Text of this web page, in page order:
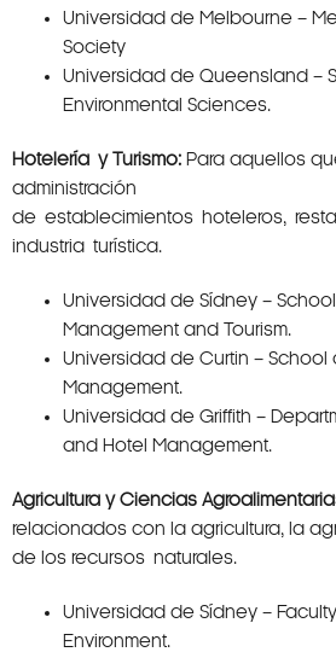
Universidad de Melbourne –
Society
Universidad de Queensland –
Environmental Sciences.
Hotelería y Turismo: Para aquellos
administración
de establecimientos hoteleros,
industria turística.
Universidad de Sídney –
Management and Tourism.
Universidad de Curtin – School
Management.
Universidad de Griffith –
and Hotel Management.
Agricultura y Ciencias
relacionados con la agricultura, la
de los recursos naturales.
Universidad de Sídney –
Environment.